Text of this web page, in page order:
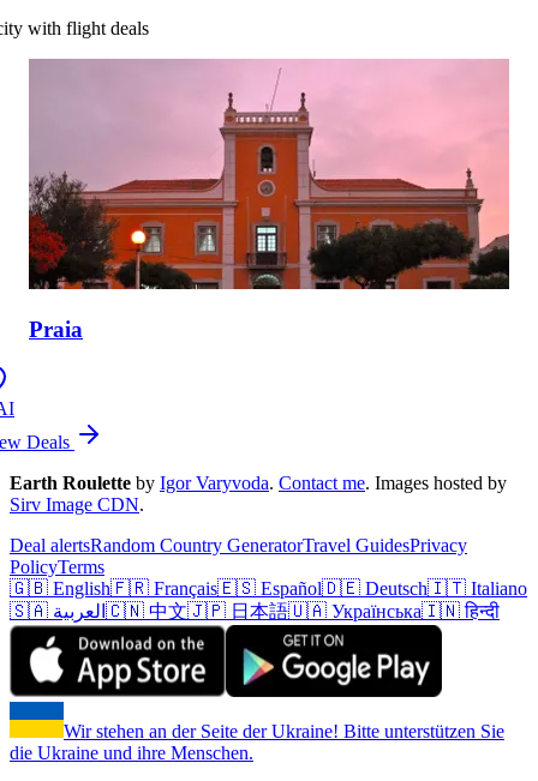
with flight deals
Praia
Deals
Earth Roulette by Igor Varyvoda. Contact me. Images hosted by
Sirv Image CDN.
Deal alertsRandom Country GeneratorTravel GuidesPrivacy
PolicyTerms
🇬🇧 English🇫🇷 Français🇪🇸 Español🇩🇪 Deutsch🇮🇹 Italiano
🇸🇦 العربية 🇨🇳 中文🇯🇵 日本語🇺🇦 Українська🇮🇳 हिन्दी
Wir stehen an der Seite der Ukraine! Bitte unterstützen Sie
die Ukraine und ihre Menschen.